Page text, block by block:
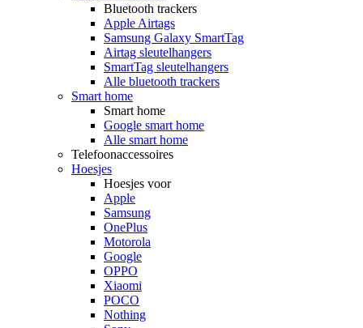
Bluetooth trackers
Apple Airtags
Samsung Galaxy SmartTag
Airtag sleutelhangers
SmartTag sleutelhangers
Alle bluetooth trackers
Smart home
Smart home
Google smart home
Alle smart home
Telefoonaccessoires
Hoesjes
Hoesjes voor
Apple
Samsung
OnePlus
Motorola
Google
OPPO
Xiaomi
POCO
Nothing